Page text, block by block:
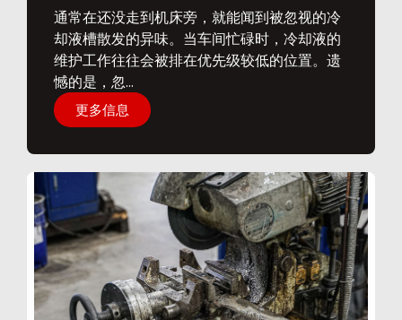
通常在还没走到机床旁，就能闻到被忽视的冷
却液槽散发的异味。当车间忙碌时，冷却液的
维护工作往往会被排在优先级较低的位置。遗
憾的是，忽...
更多信息